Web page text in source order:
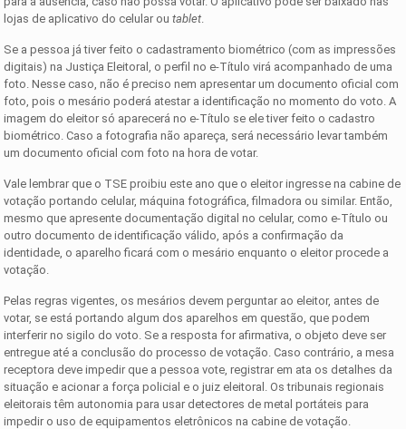
lojas de aplicativo do celular outablet
Se a pessoa já tiver feito o cadastramento biométrico (com as impressões
digitais) na Justiça Eleitoral, o perfil no e-Título virá acompanhado de uma
foto. Nesse caso, não é preciso nem apresentar um documento oficial com
foto, pois o mesário poderá atestar a identificação no momento do voto. A
imagem do eleitor só aparecerá no e-Título se ele tiver feito o cadastro
biométrico. Caso a fotografia não apareça, será necessário levar também
um documento oficial com foto na hora de votar.
Vale lembrar que o TSE proibiu este ano que o eleitor ingresse na cabine de
votação portando celular, máquina fotográfica, filmadora ou similar. Então,
mesmo que apresente documentação digital no celular, como e-Título ou
outro documento de identificação válido, após a confirmação da
identidade, o aparelho ficará com o mesário enquanto o eleitor procede a
votação.
Pelas regras vigentes, os mesários devem perguntar ao eleitor, antes de
votar, se está portando algum dos aparelhos em questão, que podem
interferir no sigilo do voto. Se a resposta for afirmativa, o objeto deve ser
entregue até a conclusão do processo de votação. Caso contrário, a mesa
receptora deve impedir que a pessoa vote, registrar em ata os detalhes da
situação e acionar a força policial e o juiz eleitoral. Os tribunais regionais
eleitorais têm autonomia para usar detectores de metal portáteis para
impedir o uso de equipamentos eletrônicos na cabine de votação.